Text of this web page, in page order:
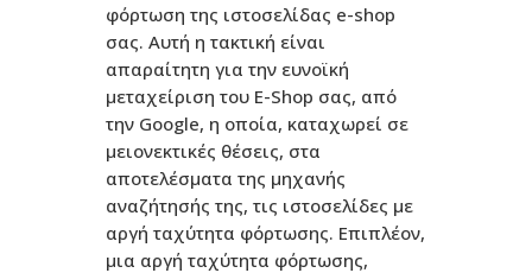
φόρτωση της ιστοσελίδας e-shop
σας. Αυτή η τακτική είναι
απαραίτητη για την ευνοϊκή
μεταχείριση του E-Shop σας, από
την Google, η οποία, καταχωρεί σε
μειονεκτικές θέσεις, στα
αποτελέσματα της μηχανής
αναζήτησής της, τις ιστοσελίδες με
αργή ταχύτητα φόρτωσης. Επιπλέον,
μια αργή ταχύτητα φόρτωσης,